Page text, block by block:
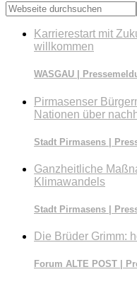
Webseite
durchsuchen
Karrierestart mit
willkommen
WASGAU |
Pirmasenser
Nationen über
Stadt Pirmasens |
Ganzheitliche
Klimawandels
Stadt Pirmasens |
Die Brüder Grimm:
Forum ALTE POST |